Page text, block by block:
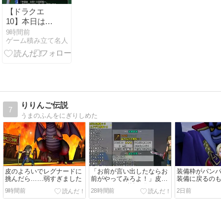
【ドラクエ
10】本日はテ
ンの日と邪神
更新日！
【2026年8月
9時間前
ゲーム積み立て名人
7
りりんご伝説
うまのふんをにぎりしめた
皮のよろいでレグナードに
挑んだら……弱すぎました
9時間前
「お前が言い出したならお
前がやってみろよ！」皮の
よろいで13耐性を作ってみ
た
28時間前
装備枠がパン
装備に戻るの
れない
2日前